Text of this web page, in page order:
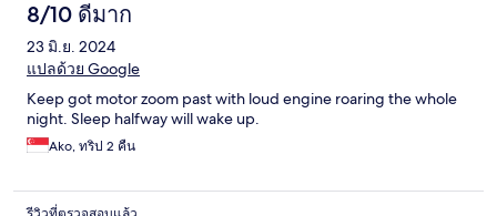
8/10 ดีมาก
23 มิ.ย. 2024
แปลด้วย Google
Keep got motor zoom past with loud engine roaring the whole
night. Sleep halfway will wake up.
Ako, ทริป 2 คืน